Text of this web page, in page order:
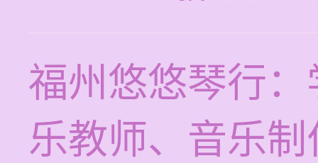
福州悠悠琴行
乐教师、音乐